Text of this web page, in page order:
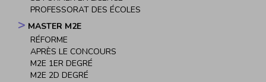
PROFESSORAT DES ÉCOLES
MASTER M2E
RÉFORME
APRÈS LE CONCOURS
M2E 1ER DEGRÉ
M2E 2D DEGRÉ